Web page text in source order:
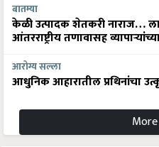
बातम्या
केळी उत्पादक शेतकरी नाराज…
आंतरराष्ट्रीय तणावासह
आरोग्य सल्ला
आधुनिक आहारातील प्रथिनांचा